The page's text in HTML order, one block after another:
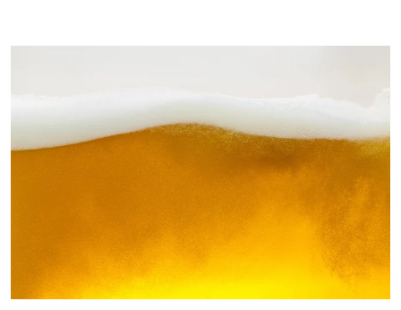
veranstaltungen
unterstützen
epaper login